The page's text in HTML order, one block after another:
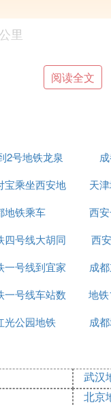
里
是否为换乘车
思源道——建
铁7号线(规划)、
天津地铁6号线(
阅读全文
2号地铁龙泉
站
宝乘坐西安地
优惠吗
天
地铁乘车 西
四号线大胡同
有站吗
西
一号线到宜家
成
一号线车站数
地
光公园地铁
成
武汉
北京